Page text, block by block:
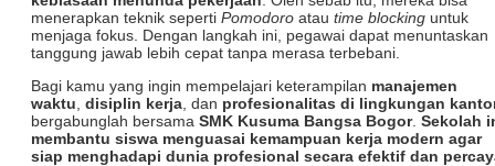
menerapkan teknik seperti Pomodoro atau time blocking untuk
menjaga fokus. Dengan langkah ini, pegawai dapat menuntaskan
tanggung jawab lebih cepat tanpa merasa terbebani.
Bagi kamu yang ingin mempelajari keterampilan manajemen
waktu disiplin kerja , dan profesionalitas di lingkungan
bergabunglah bersama SMK Kusuma Bangsa Bogor. Sekolah
membantu siswa menguasai kemampuan kerja modern agar
siap menghadapi dunia profesional secara efektif dan